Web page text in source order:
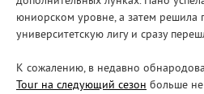
юниорском уровне, а затем решила
университетскую лигу и сразу
К сожалению, в недавно
Tour на следующий сезон больше не